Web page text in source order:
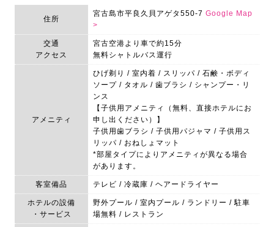
住所
宮古島市平良久貝アゲタ550-7 Google Map
>
交通
アクセス
宮古空港より車で約15分
無料シャトルバス運行
アメニティ
ひげ剃り / 室内着 / スリッパ / 石鹸・ボディ
ソープ / タオル / 歯ブラシ / シャンプー・リ
ンス
【子供用アメニティ（無料、直接ホテルにお
申し出ください）】
子供用歯ブラシ / 子供用パジャマ / 子供用ス
リッパ / おねしょマット
*部屋タイプによりアメニティが異なる場合
があります。
客室備品 テレビ / 冷蔵庫 / ヘアードライヤー
ホテルの設備
・サービス
野外プール / 室内プール / ランドリー / 駐車
場無料 / レストラン